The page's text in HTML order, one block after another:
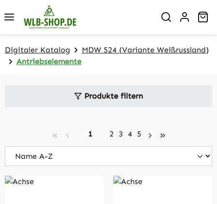
Zum Hauptinhalt springen
Digitaler Katalog
MDW 524 (Variante Weißrussland)
Antriebselemente
Produkte filtern
Seite
1 Seite
2 Seite
3 Seite
4 Seite
5